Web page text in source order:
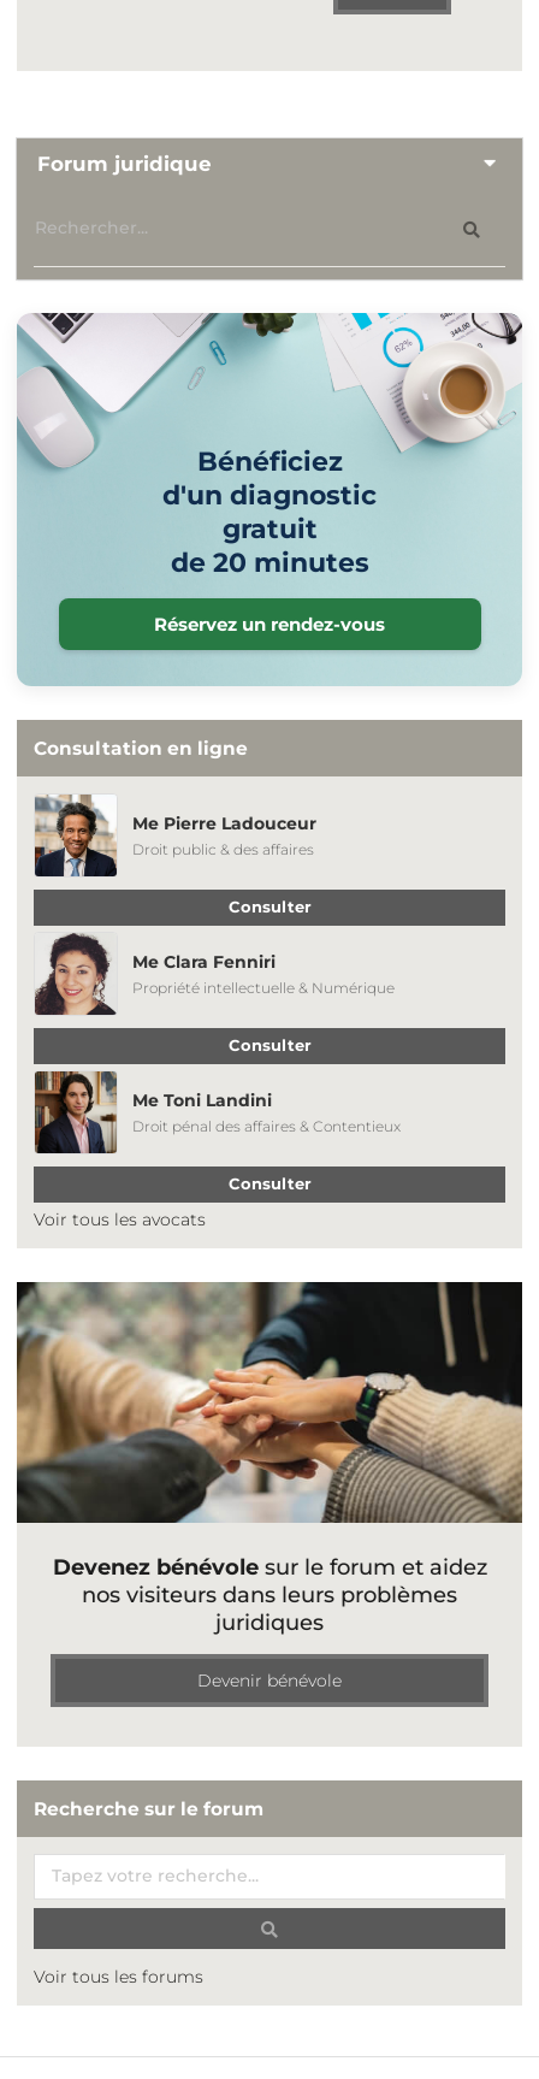
Forum juridique
Bénéficiez
d'un diagnostic
gratuit
de 20 minutes
Réservez un rendez-vous
Consultation en ligne
Me Pierre Ladouceur
Droit public & des affaires
Consulter
Me Clara Fenniri
Propriété intellectuelle & Numérique
Consulter
Me Toni Landini
Droit pénal des affaires & Contentieux
Consulter
Voir tous les avocats
Devenez bénévolesur le forum et aidez
nos visiteurs dans leurs problèmes
juridiques
Devenir bénévole
Recherche sur le forum
Voir tous les forums